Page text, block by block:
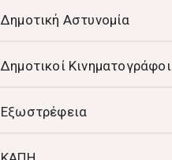
Δημοτική Αστυνομία
Δημοτικοί Κινηματογράφοι
Εξωστρέφεια